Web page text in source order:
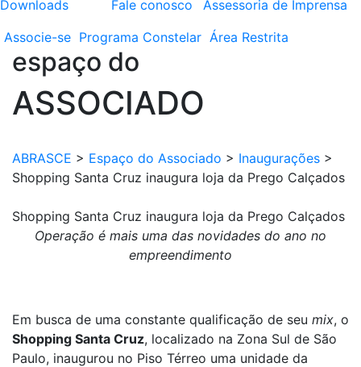
Downloads
Fale conosco
Assessoria de Imprensa
Associe-se Programa Constelar Área Restrita
espaço do
ASSOCIADO
ABRASCE > Espaço do Associado > Inaugurações >
Shopping Santa Cruz inaugura loja da Prego Calçados
Shopping Santa Cruz inaugura loja da Prego Calçados
Operação é mais uma das novidades do ano no
empreendimento
Em busca de uma constante qualificação de seu mix, o
Shopping Santa Cruz, localizado na Zona Sul de São
Paulo, inaugurou no Piso Térreo uma unidade da